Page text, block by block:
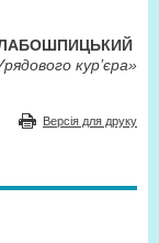
кур’єра»
Версія для друку